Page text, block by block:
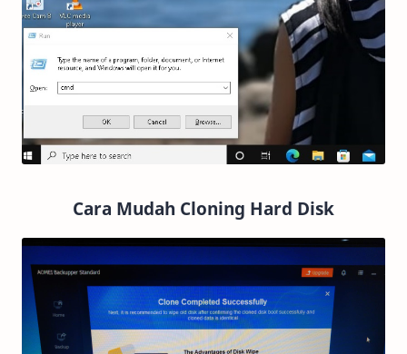
Cara Mudah Cloning Hard Disk